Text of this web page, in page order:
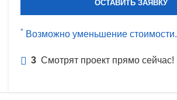
ОСТАВИТЬ ЗАЯВКУ
* Возможно уменьшение стоимости.
3 Смотрят проект прямо сейчас!